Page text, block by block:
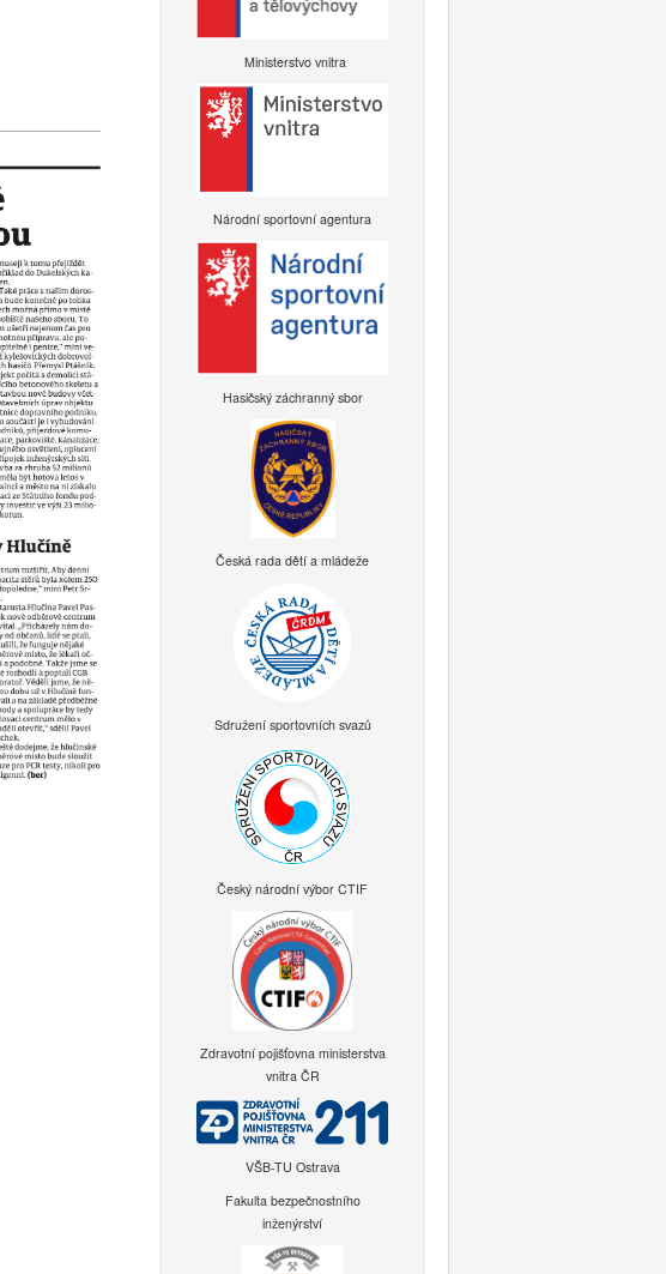
Ministerstvo vnitra
Národní sportovní agentura
Hasičský záchranný sbor
Česká rada dětí a mládeže
Sdružení sportovních svazů
Český národní výbor CTIF
Zdravotní pojišťovna ministerstva
vnitra ČR
VŠB-TU Ostrava
Fakulta bezpečnostního
inženýrství